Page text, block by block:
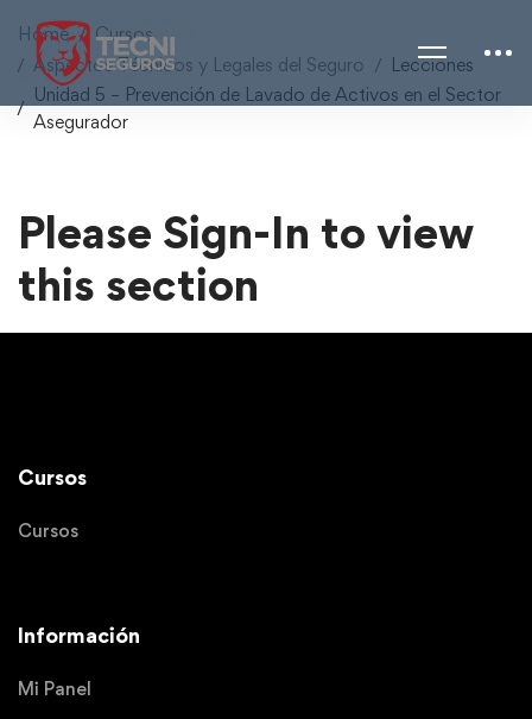
Home
Cursos
Aspectos Técnicos y Legales del Seguro
Lecciones
Unidad 5 – Prevención de Lavado de Activos en el Sector
Asegurador
Please Sign-In to view
this section
Cursos
Cursos
Información
Mi Panel